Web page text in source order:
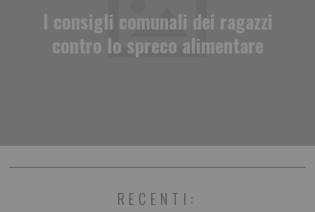
I consigli comunali dei ragazzi
contro lo spreco alimentare
RECENTI: